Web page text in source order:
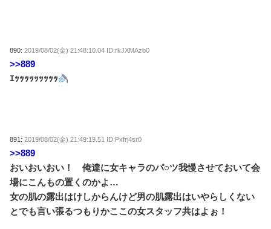
890:2019/08/02(金) 21:48:10.04 ID:rkJXMAzb0
>>889
ｴｯｯｯｯｯｯｯｯｯ
891:2019/08/02(金) 21:49:19.51 ID:Pxfrj4sr0
>>889
おいおいおい！ 俺達に女キャラのパ○ツ我慢させておいて会
場にこんもの置くのかよ…
女の肌の露出はけしからんけど男の肌露出はいやらしくない
とでも言い張るつもりかここの女スタッフ共はよぉ！